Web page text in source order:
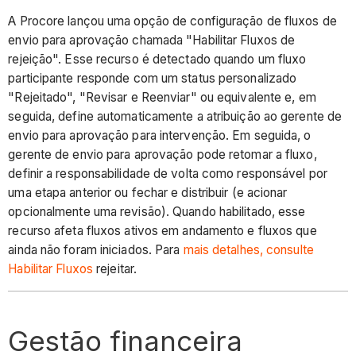
A Procore lançou uma opção de configuração de fluxos de
envio para aprovação chamada "Habilitar Fluxos de
rejeição". Esse recurso é detectado quando um fluxo
participante responde com um status personalizado
"Rejeitado", "Revisar e Reenviar" ou equivalente e, em
seguida, define automaticamente a atribuição ao gerente de
envio para aprovação para intervenção. Em seguida, o
gerente de envio para aprovação pode retomar a fluxo,
definir a responsabilidade de volta como responsável por
uma etapa anterior ou fechar e distribuir (e acionar
opcionalmente uma revisão). Quando habilitado, esse
recurso afeta fluxos ativos em andamento e fluxos que
ainda não foram iniciados. Para mais detalhes, consulte
Habilitar Fluxos rejeitar.
Gestão financeira